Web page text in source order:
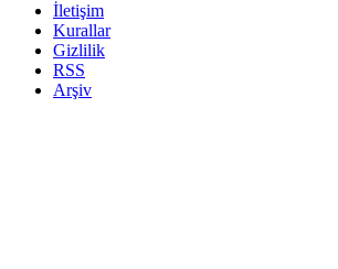
İletişim
Kurallar
Gizlilik
RSS
Arşiv